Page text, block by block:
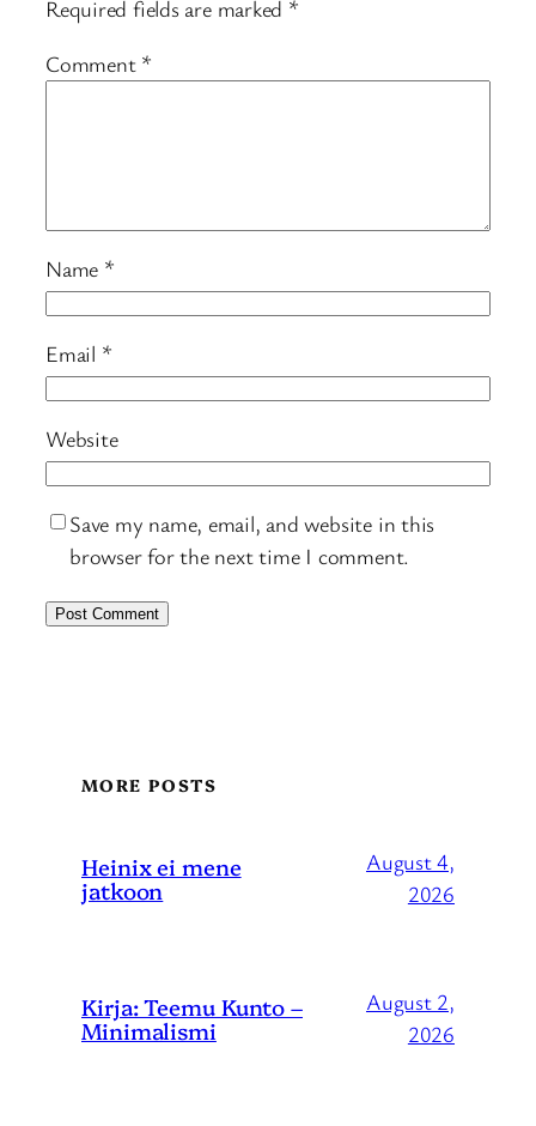
Required fields are marked *
Comment *
Name *
Email *
Website
Save my name, email, and website in this
browser for the next time I comment.
MORE POSTS
Heinix ei mene
jatkoon
August 4,
2026
Kirja: Teemu Kunto –
Minimalismi
August 2,
2026